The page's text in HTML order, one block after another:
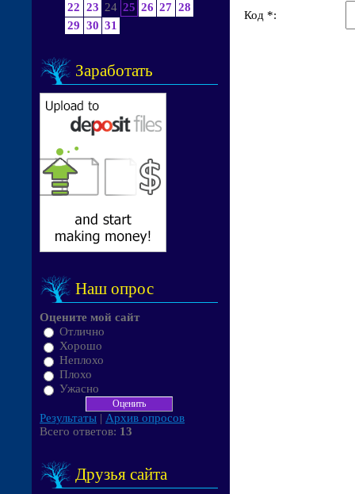
22 23 24 25 26 27 28
29 30 31
Заработать
Наш опрос
Оцените мой сайт
Отлично
Хорошо
Неплохо
Плохо
Ужасно
Результаты | Архив опросов
Всего ответов: 13
Друзья сайта
Код *: